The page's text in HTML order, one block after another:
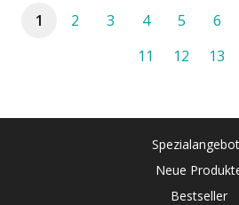
1 2 3 4 5 6
11
12 13
Neue
Bestseller